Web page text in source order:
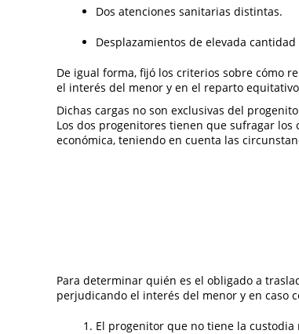
Dos atenciones sanitarias distintas.
Desplazamientos de elevada
De igual forma, fijó los criterios sobre cómo
el interés del menor y en el reparto
Dichas cargas no son exclusivas del
Los dos progenitores tienen que sufragar
económica, teniendo en cuenta las
Para determinar quién es el obligado a
perjudicando el interés del menor y en caso
El progenitor que no tiene la